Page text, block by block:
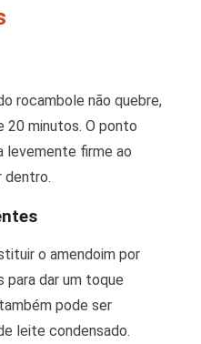
rocambole não quebre,
20 minutos. O ponto
levemente firme ao
dentro.
o amendoim por
para dar um toque
pode ser
leite condensado.